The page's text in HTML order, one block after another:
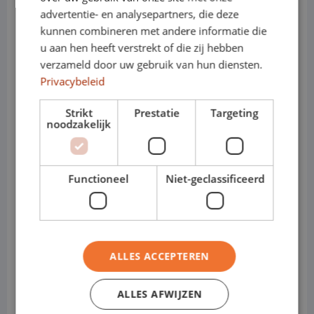
• Laadvermogen: ca. 500–600 kg
• Trekgewicht: tot ca. 800–1.650 kg
(uitvoeringsafhankelijk)
• Motoren (benzine): 2.0 / 2.5 varianten
• Elektrisch/Hybride: hybride en plug-in
hybride opties beschikbaar
• Transmissie: automaat
• Varianten: SUV
• Cabines: Personenauto
Waarom de Toyota RAV4
ideaal is voor shortlease
advertentie- en analysepartners, die deze
kunnen combineren met andere informatie die
u aan hen heeft verstrekt of die zij hebben
verzameld door uw gebruik van hun diensten.
Privacybeleid
Strikt
noodzakelijk
Prestatie Targeting
Functioneel Niet-geclassificeerd
ALLES ACCEPTEREN
ALLES AFWIJZEN